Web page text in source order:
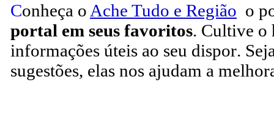
Conheça o Ache Tudo e Região o
portal em seus favoritos. Cultive o
informações úteis ao seu dispor.
sugestões, elas nos ajudam a